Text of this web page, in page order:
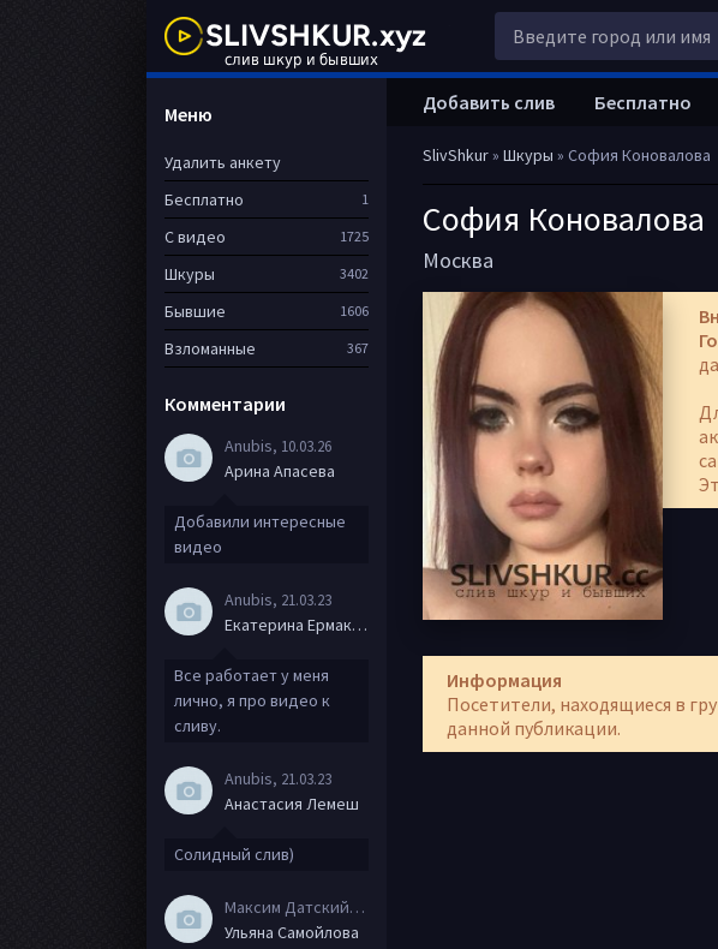
SlivShkur» Шкуры » София Коновалова
София Коновалова
Москва
Информация
Посетители, находящиеся в
данной публикации.
Добавить слив Бесплатно
Меню
Удалить анкету
Бесплатно
1
С видео 1725
Шкуры 3402
Бывшие 1606
Взломанные 367
Комментарии
Anubis, 10.03.26
Арина Апасева
Добавили интересные
видео
Anubis, 21.03.23
Екатерина Ермакова
Все работает у меня
лично, я про видео к
сливу.
Anubis, 21.03.23
Анастасия Лемеш
Солидный слив)
Максим Датский
, 15.08.20
Ульяна Самойлова